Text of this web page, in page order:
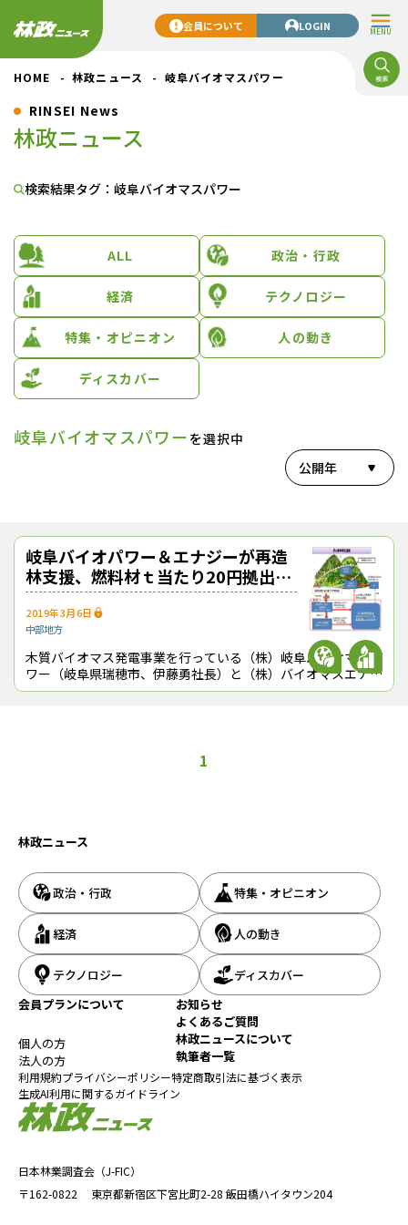
MENU
会員について LOGIN
HOME 林政ニュース 岐阜バイオマスパワー
RINSEI News
林政ニュース
検索結果タグ：岐阜バイオマスパワー
ALL 政治・行政
経済 テクノロジー
特集・オピニオン 人の動き
ディスカバー
岐阜バイオマスパワー を選択中
公開年
岐阜バイオパワー＆エナジーが再造
林支援、燃料材ｔ当たり20円拠出、
県と基金協定
2019年3月6日
中部地方
木質バイオマス発電事業を行っている（株）岐阜バイオマスパ
ワー（岐阜県瑞穂市、伊藤勇社長）と（株）バイオマスエナジ
ー東海（同、藤村重樹社長）*1は、再造林の費用負担を軽減
1
日本林業調査会（J-FIC）
〒162-0822
東京都新宿区下宮比町2-28 飯田橋ハイタウン204
林政ニュース
政治・行政 特集・オピニオン
経済 人の動き
テクノロジー
ディスカバー
会員プランについて
個人の方
法人の方
お知らせ
よくあるご質問
林政ニュースについて
執筆者一覧
利用規約プライバシーポリシー特定商取引法に基づく表示
生成AI利用に関するガイドライン